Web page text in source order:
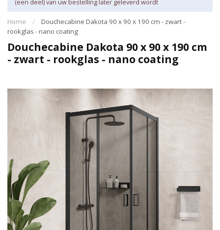
(een deel) van uw bestelling later geleverd wordt
Home /
Douchecabine Dakota 90 x 90 x 190 cm - zwart -
rookglas - nano coating
Douchecabine Dakota 90 x 90 x 190 cm
- zwart - rookglas - nano coating